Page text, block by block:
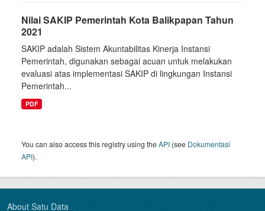
Nilai SAKIP Pemerintah Kota Balikpapan Tahun
2021
SAKIP adalah Sistem Akuntabilitas Kinerja Instansi
Pemerintah, digunakan sebagai acuan untuk melakukan
evaluasi atas implementasi SAKIP di lingkungan Instansi
Pemerintah...
PDF
You can also access this registry using theAPI (see Dokumentasi
API).
About Satu Data